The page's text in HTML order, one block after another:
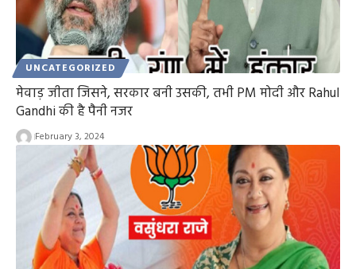
UNCATEGORIZED
मेवाड़ जीता जिसने, सरकार बनी उसकी, तभी PM मोदी और Rahul
Gandhi की है पैनी नजर
February 3, 2024